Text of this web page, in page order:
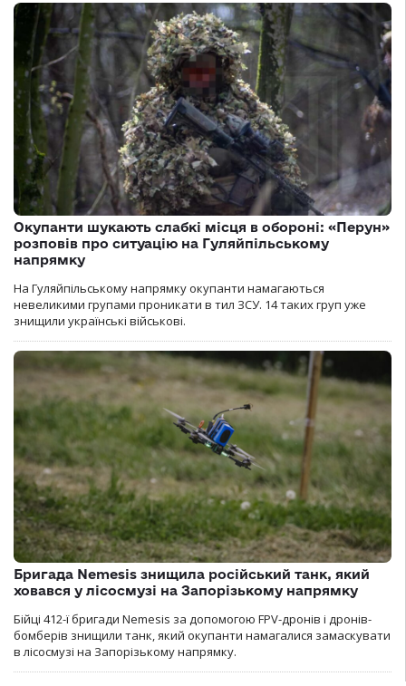
Окупанти шукають слабкі місця в обороні: «Перун»
розповів про ситуацію на Гуляйпільському
напрямку
На Гуляйпільському напрямку окупанти намагаються
невеликими групами проникати в тил ЗСУ. 14 таких груп уже
знищили українські військові.
Бригада Nemesis знищила російський танк, який
ховався у лісосмузі на Запорізькому напрямку
Бійці 412-ї бригади Nemesis за допомогою FPV-дронів і дронів-
бомберів знищили танк, який окупанти намагалися замаскувати
в лісосмузі на Запорізькому напрямку.